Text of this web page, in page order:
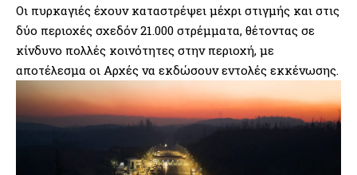
Οι πυρκαγιές έχουν καταστρέψει μέχρι στιγμής και στις
δύο περιοχές σχεδόν 21.000 στρέμματα, θέτοντας σε
κίνδυνο πολλές κοινότητες στην περιοχή, με
αποτέλεσμα οι Αρχές να εκδώσουν εντολές εκκένωσης.